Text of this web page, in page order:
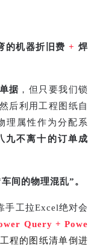
的机器折旧费 + 焊
据 ，但只要我们锁
然后利用工程图纸自
理属性作为分配系
九不离十的订单成
车间的物理混乱”。
手工拉Excel绝对会
Query + Powe
程的图纸清单倒进